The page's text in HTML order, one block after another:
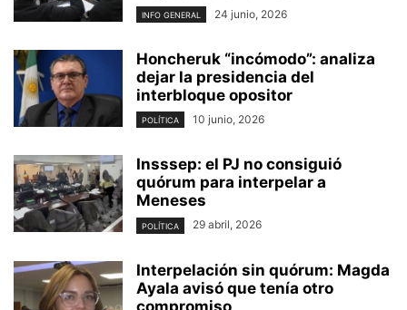
INFO GENERAL 24 junio, 2026
Honcheruk “incómodo”: analiza
dejar la presidencia del
interbloque opositor
POLÍTICA 10 junio, 2026
Insssep: el PJ no consiguió
quórum para interpelar a
Meneses
POLÍTICA 29 abril, 2026
Interpelación sin quórum: Magda
Ayala avisó que tenía otro
compromiso